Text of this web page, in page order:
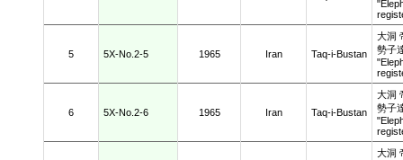
5 5X-No.2-5 1965 Iran Taq-i-Bustan
大洞
勢子
6 5X-No.2-6 1965 Iran Taq-i-Bustan
大洞
勢子
大洞